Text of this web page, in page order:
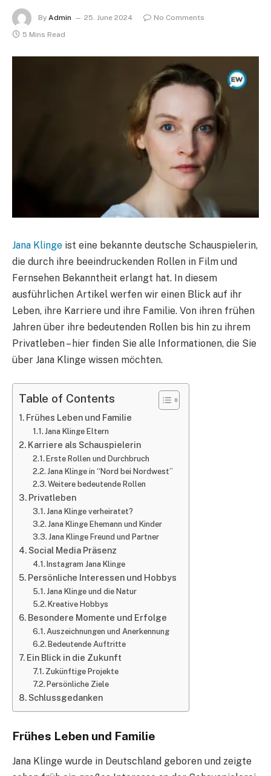
By Admin 25. June 2024
No Comments
5 Mins Read
Jana Klinge ist eine bekannte deutsche Schauspielerin,
die durch ihre beeindruckenden Rollen in Film und
Fernsehen Bekanntheit erlangt hat. In diesem
ausführlichen Artikel werfen wir einen Blick auf ihr
Leben, ihre Karriere und ihre Familie. Von ihren frühen
Jahren über ihre bedeutenden Rollen bis hin zu ihrem
Privatleben – hier finden Sie alle Informationen, die Sie
über Jana Klinge wissen möchten.
Table of Contents
Frühes Leben und Familie
Jana Klinge Eltern
Karriere als Schauspielerin
Erste Rollen und Durchbruch
Jana Klinge in “Nord bei Nordwest”
Weitere bedeutende Rollen
Privatleben
Jana Klinge verheiratet?
Jana Klinge Ehemann und Kinder
Jana Klinge Freund und Partner
Social Media Präsenz
Instagram Jana Klinge
Persönliche Interessen und Hobbys
Jana Klinge und die Natur
Kreative Hobbys
Besondere Momente und Erfolge
Auszeichnungen und Anerkennung
Bedeutende Auftritte
Ein Blick in die Zukunft
Zukünftige Projekte
Persönliche Ziele
Schlussgedanken
Frühes Leben und Familie
Jana Klinge wurde in Deutschland geboren und zeigte